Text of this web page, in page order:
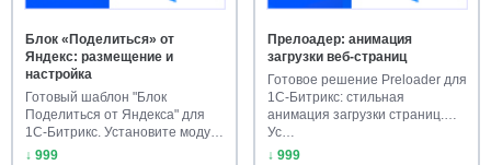
Блок «Поделиться» от
Яндекс: размещение и
настройка
Готовый шаблон "Блок
Поделиться от Яндекса" для
1С-Битрикс. Установите модуль
на…
↓ 999
Прелоадер: анимация
загрузки веб-страниц
Готовое решение Preloader для
1С-Битрикс: стильная
анимация загрузки страниц.
Ус…
↓ 999